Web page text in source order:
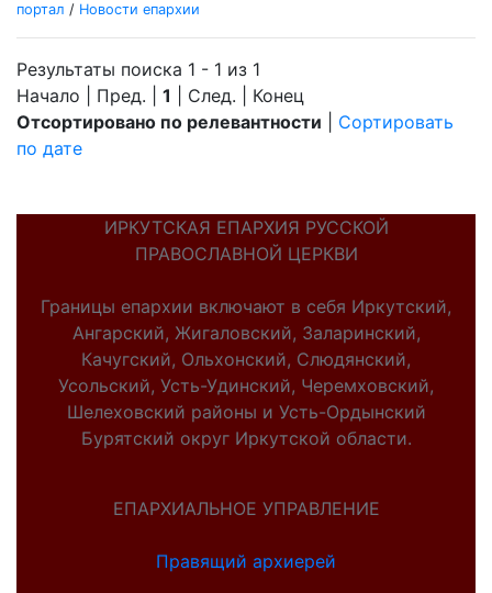
портал / Новости епархии
Результаты поиска 1 - 1 из 1
Начало | Пред. | 1 | След. | Конец
Отсортировано по релевантности
Сортировать
по дате
ИРКУТСКАЯ ЕПАРХИЯ РУССКОЙ
ПРАВОСЛАВНОЙ ЦЕРКВИ
Границы епархии включают в себя Иркутский,
Ангарский, Жигаловский, Заларинский,
Качугский, Ольхонский, Слюдянский,
Усольский, Усть-Удинский, Черемховский,
Шелеховский районы и Усть-Ордынский
Бурятский округ Иркутской области.
ЕПАРХИАЛЬНОЕ УПРАВЛЕНИЕ
Правящий архиерей